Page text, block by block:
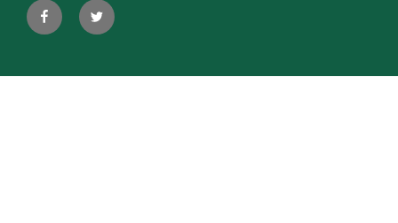
FacebookTwitter